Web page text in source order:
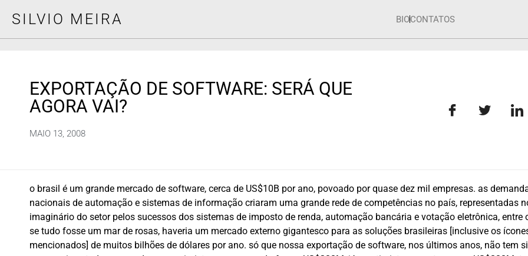
SILVIO MEIRA BIOCONTATOS
EXPORTAÇÃO DE SOFTWARE: SERÁ QUE
AGORA VAI?
MAIO 13, 2008
o brasil é um grande mercado de software, cerca de US$10B por ano, povoado por quase dez mil empresas. as
nacionais de automação e sistemas de informação criaram uma grande rede de competências no país, representadas
imaginário do setor pelos sucessos dos sistemas de imposto de renda, automação bancária e votação eletrônica, entre
se tudo fosse um mar de rosas, haveria um mercado externo gigantesco para as soluções brasileiras [inclusive os
mencionados] de muitos bilhões de dólares por ano. só que nossa exportação de software, nos últimos anos, não tem